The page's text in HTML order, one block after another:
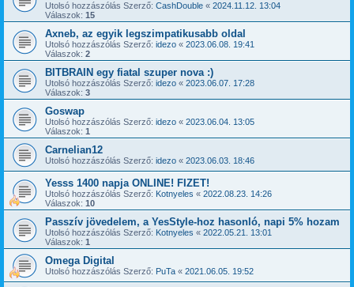
Utolsó hozzászólás Szerző: CashDouble « 2024.11.12. 13:04
Válaszok: 15
Axneb, az egyik legszimpatikusabb oldal
Utolsó hozzászólás Szerző: idezo « 2023.06.08. 19:41
Válaszok: 2
BITBRAIN egy fiatal szuper nova :)
Utolsó hozzászólás Szerző: idezo « 2023.06.07. 17:28
Válaszok: 3
Goswap
Utolsó hozzászólás Szerző: idezo « 2023.06.04. 13:05
Válaszok: 1
Carnelian12
Utolsó hozzászólás Szerző: idezo « 2023.06.03. 18:46
Yesss 1400 napja ONLINE! FIZET!
Utolsó hozzászólás Szerző: Kotnyeles « 2022.08.23. 14:26
Válaszok: 10
Passzív jövedelem, a YesStyle-hoz hasonló, napi 5% hozam
Utolsó hozzászólás Szerző: Kotnyeles « 2022.05.21. 13:01
Válaszok: 1
Omega Digital
Utolsó hozzászólás Szerző: PuTa « 2021.06.05. 19:52